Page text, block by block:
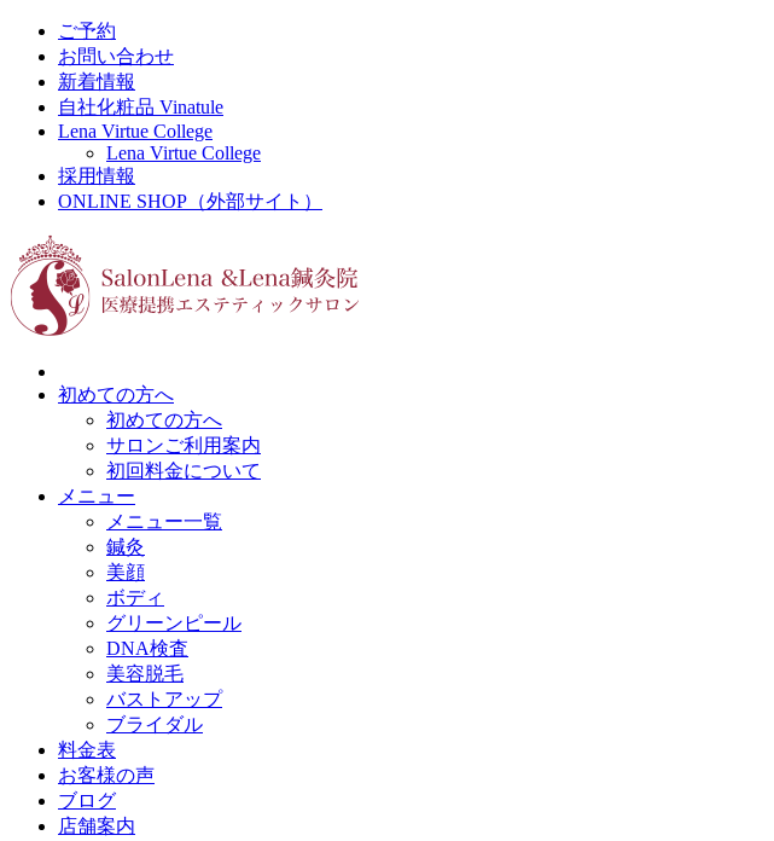
ご予約
お問い合わせ
新着情報
自社化粧品 Vinatule
Lena Virtue College
Lena Virtue College
採用情報
ONLINE SHOP（外部サイト）
初めての方へ
初めての方へ
サロンご利用案内
初回料金について
メニュー
メニュー一覧
鍼灸
美顔
ボディ
グリーンピール
DNA検査
美容脱毛
バストアップ
ブライダル
料金表
お客様の声
ブログ
店舗案内